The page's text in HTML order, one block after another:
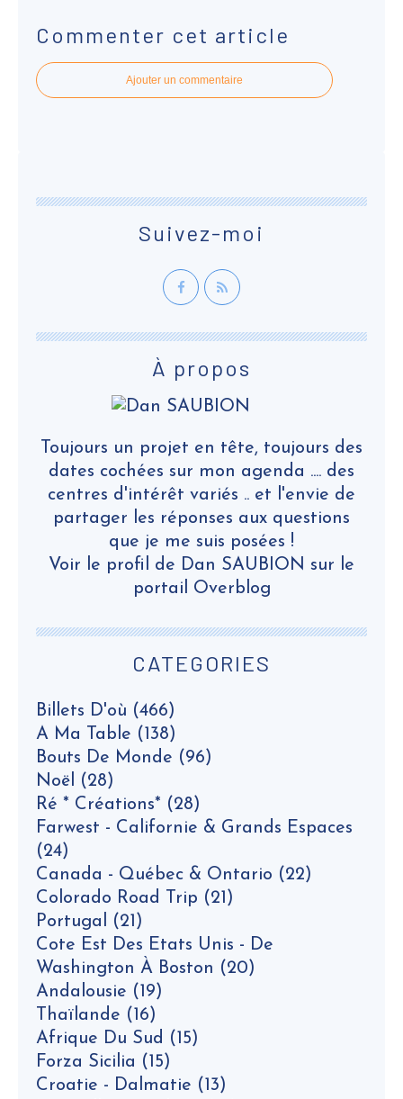
Commenter cet article
Ajouter un commentaire
CATEGORIES
Billets D'où (466)
A Ma Table (138)
Bouts De Monde (96)
Noël (28)
Ré * Créations* (28)
Farwest - Californie & Grands Espaces
(24)
Canada - Québec & Ontario (22)
Colorado Road Trip (21)
Portugal (21)
Cote Est Des Etats Unis - De
Washington À Boston (20)
Andalousie (19)
Thaïlande (16)
Afrique Du Sud (15)
Forza Sicilia (15)
Croatie - Dalmatie (13)
Suivez-moi
À propos
Toujours un projet en tête, toujours des
dates cochées sur mon agenda .... des
centres d'intérêt variés .. et l'envie de
partager les réponses aux questions
que je me suis posées !
Voir le profil de Dan SAUBION sur le
portail Overblog